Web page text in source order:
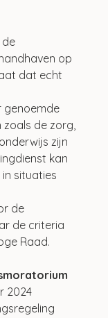
op
dat echt
genoemde
de zorg,
zijn
kan
situaties
de
de criteria
Raad.
2024